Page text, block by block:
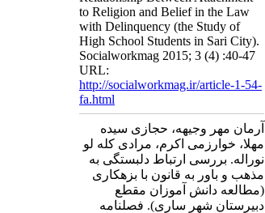
to Religion and Belief in the Law
with Delinquency (the Study of
High School Students in Sari City).
Socialworkmag 2015; 3 (4) :40-47
URL:
http://socialworkmag.ir/article-1-54-
fa.html
آرمان مهر وجیهه، حجازی سیده
مهلا، خوارزمی اکرم، مرادی کله لو
نوراله. بررسی ارتباط دلبستگی به
مذهب و باور به قانون با بزهکاری
(مطالعه دانش آموزان مقطع
دبیرستان شهر ساری). فصلنامه